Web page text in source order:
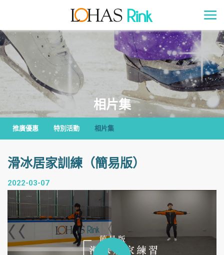
相片集
推廣優惠 特別活動 相片集
滑冰居家訓練（簡易版）
2022-03-07